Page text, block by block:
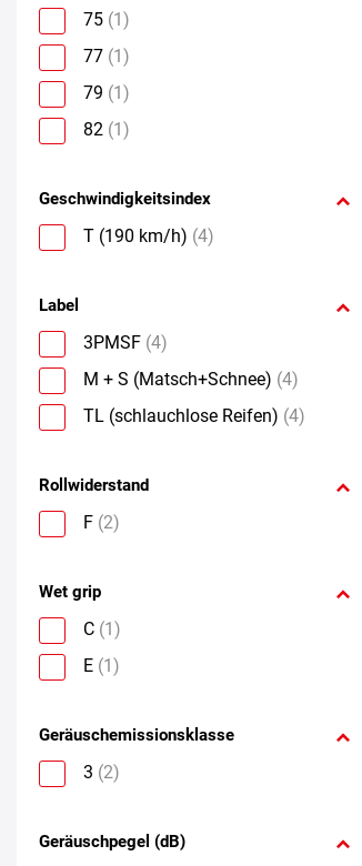
75 (1)
77 (1)
79 (1)
82 (1)
Geschwindigkeitsindex
T (190 km/h) (4)
Label
3PMSF (4)
M + S (Matsch+Schnee) (4)
TL (schlauchlose Reifen) (4)
Rollwiderstand
F (2)
Wet grip
C (1)
E (1)
Geräuschemissionsklasse
3 (2)
Geräuschpegel (dB)